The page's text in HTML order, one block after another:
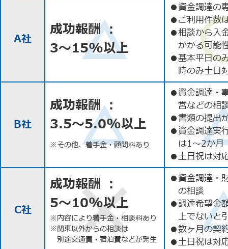
A社
成功報酬 ：
3〜15%以上
●資金調達の
●ご利用件数
●相談から入
かかる可能
●基本平日の
時のみ土日
B社
成功報酬 ：
3.5〜5.0%以上
※その他、着手金・顧問料あり
●資金調達・
営などの相
●書類の提出
●資金調達実
は1〜2か月
●土日祝は対
C社
成功報酬 ：
5〜10%以上
※内容により着手金・相談料あり
※関東以外からの相談は
別途交通費・宿泊費などが発生
●資金調達・
の相談
●調達希望金
上でないと
●数ヶ月の契
●土日祝は対